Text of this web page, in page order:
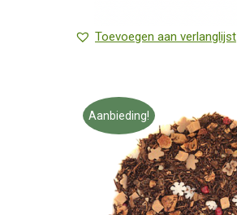
Toevoegen aan verlanglijst
Aanbieding!